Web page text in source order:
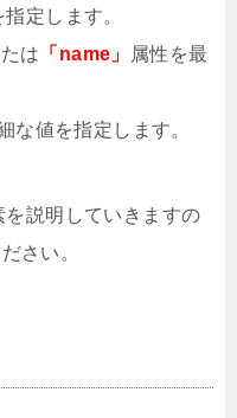
定します。
は 「name」
属性を最
な値を指定します。
説明していきますの
さい。